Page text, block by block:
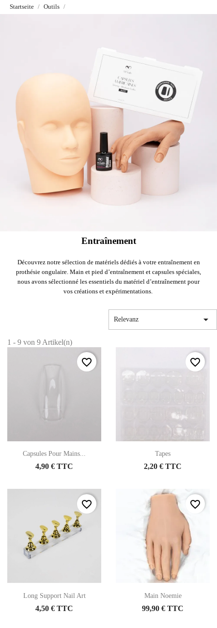
Startseite Outils
Entraînement
Découvrez notre sélection de matériels dédiés à votre entraînement en
prothésie ongulaire. Main et pied d’entraînement et capsules spéciales,
nous avons sélectionné les essentiels du matériel d’entraînement pour
vos créations et expérimentations.
Relevanz 
1 - 9 von 9 Artikel(n)
Capsules Pour Mains...
4,90 € TTC
favorite_border
Tapes
2,20 € TTC
favorite_border
Long Support Nail Art
4,50 € TTC
favorite_border
Main Noemie
99,90 € TTC
favorite_border